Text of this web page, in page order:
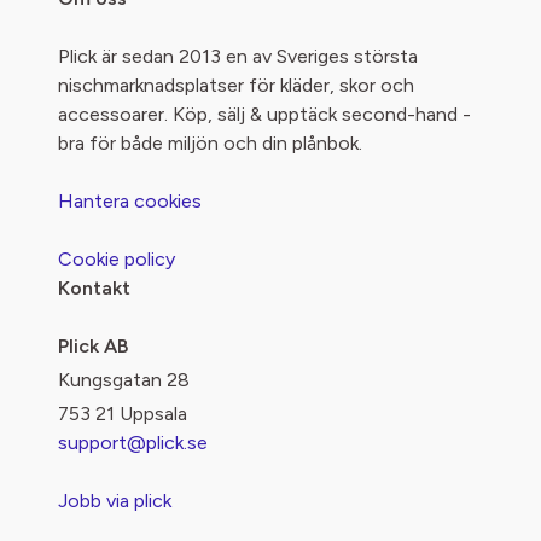
Plick är sedan 2013 en av Sveriges största
nischmarknadsplatser för kläder, skor och
accessoarer. Köp, sälj & upptäck second-hand -
bra för både miljön och din plånbok.
Hantera cookies
Cookie policy
Kontakt
Plick AB
Kungsgatan 28
753 21 Uppsala
support@plick.se
Jobb via plick